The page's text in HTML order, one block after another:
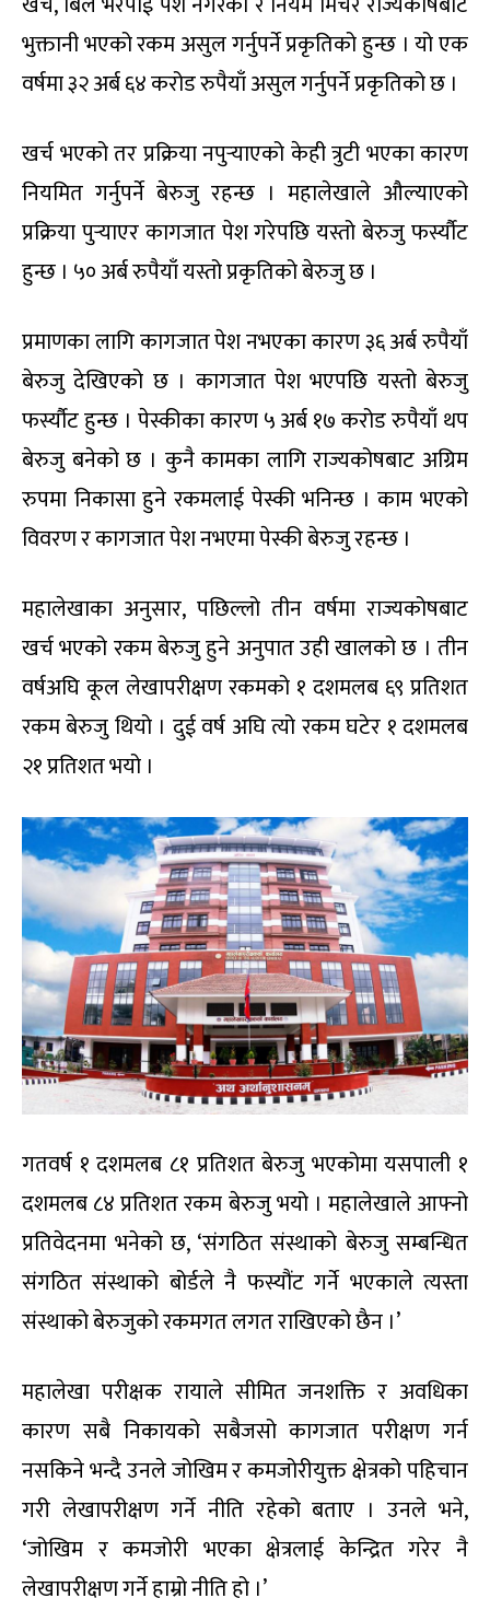
भुक्तानी भएको रकम असुल गर्नुपर्ने प्रकृतिको हुन्छ । यो एक
वर्षमा ३२ अर्ब ६४ करोड रुपैयाँ असुल गर्नुपर्ने प्रकृतिको छ ।
खर्च भएको तर प्रक्रिया नपुर्‍याएको केही त्रुटी भएका कारण
नियमित गर्नुपर्ने बेरुजु रहन्छ । महालेखाले औल्याएको
प्रक्रिया पुर्‍याएर कागजात पेश गरेपछि यस्तो बेरुजु फर्स्यौट
हुन्छ । ५० अर्ब रुपैयाँ यस्तो प्रकृतिको बेरुजु छ ।
प्रमाणका लागि कागजात पेश नभएका कारण ३६ अर्ब रुपैयाँ
बेरुजु देखिएको छ । कागजात पेश भएपछि यस्तो बेरुजु
फर्स्यौट हुन्छ । पेस्कीका कारण ५ अर्ब १७ करोड रुपैयाँ थप
बेरुजु बनेको छ । कुनै कामका लागि राज्यकोषबाट अग्रिम
रुपमा निकासा हुने रकमलाई पेस्की भनिन्छ । काम भएको
विवरण र कागजात पेश नभएमा पेस्की बेरुजु रहन्छ ।
महालेखाका अनुसार, पछिल्लो तीन वर्षमा राज्यकोषबाट
खर्च भएको रकम बेरुजु हुने अनुपात उही खालको छ । तीन
वर्षअघि कूल लेखापरीक्षण रकमको १ दशमलब ६९ प्रतिशत
रकम बेरुजु थियो । दुई वर्ष अघि त्यो रकम घटेर १ दशमलब
२१ प्रतिशत भयो ।
गतवर्ष १ दशमलब ८१ प्रतिशत बेरुजु भएकोमा यसपाली १
दशमलब ८४ प्रतिशत रकम बेरुजु भयो । महालेखाले आफ्नो
प्रतिवेदनमा भनेको छ, ‘संगठित संस्थाको बेरुजु सम्बन्धित
संगठित संस्थाको बोर्डले नै फस्यौंट गर्ने भएकाले त्यस्ता
संस्थाको बेरुजुको रकमगत लगत राखिएको छैन ।’
महालेखा परीक्षक रायाले सीमित जनशक्ति र अवधिका
कारण सबै निकायको सबैजसो कागजात परीक्षण गर्न
नसकिने भन्दै उनले जोखिम र कमजोरीयुक्त क्षेत्रको पहिचान
गरी लेखापरीक्षण गर्ने नीति रहेको बताए । उनले भने,
‘जोखिम र कमजोरी भएका क्षेत्रलाई केन्द्रित गरेर नै
लेखापरीक्षण गर्ने हाम्रो नीति हो ।’